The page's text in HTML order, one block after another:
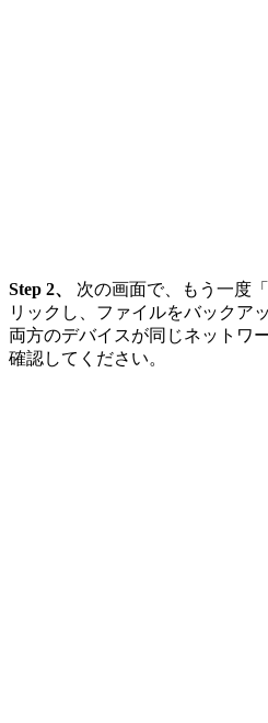
Step 2、
次の画面で、もう一度
リックし、ファイルをバックア
両方のデバイスが同じネットワ
確認してください。